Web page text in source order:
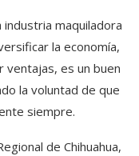
maquiladora
la economía,
es un buen
la voluntad de que
siempre.
de Chihuahua,